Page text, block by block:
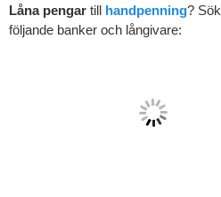
Låna pengar till handpenning? Sök
följande banker och långivare: